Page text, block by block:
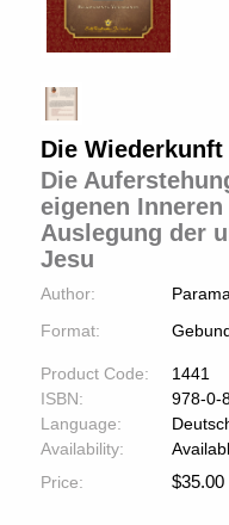
Die
Die
eigenen
Auslegung der
Jesu
Author:
Format:
Product Code:
1441
ISBN:
978-0-
Language:
Availability:
Price:
$35.00